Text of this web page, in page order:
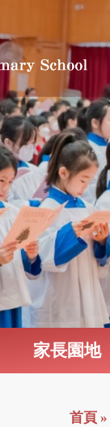
家長園地
首頁 »